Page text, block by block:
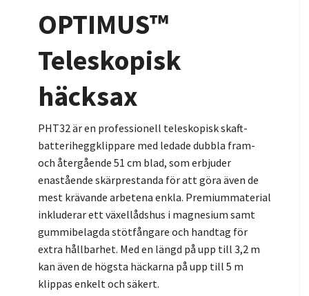
OPTIMUS™
Teleskopisk
häcksax
PHT32 är en professionell teleskopisk skaft-
batteriheggklippare med ledade dubbla fram-
och återgående 51 cm blad, som erbjuder
enastående skärprestanda för att göra även de
mest krävande arbetena enkla. Premiummaterial
inkluderar ett växellådshus i magnesium samt
gummibelagda stötfångare och handtag för
extra hållbarhet. Med en längd på upp till 3,2 m
kan även de högsta häckarna på upp till 5 m
klippas enkelt och säkert.